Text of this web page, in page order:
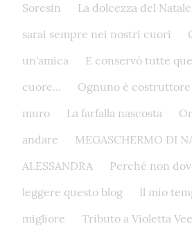
Soresin
La dolcezza del Natale
sarai sempre nei nostri cuori
un'amica
E conservò tutte
cuore...
Ognuno è
muro
La farfalla nascosta
andare
MEGASCHERMO DI
ALESSANDRA
Perché non
leggere questo blog
Il mio
migliore
Tributo a Violetta